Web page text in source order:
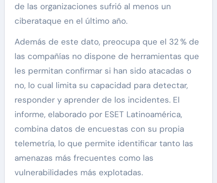
de las organizaciones sufrió al menos un
ciberataque en el último año.
Además de este dato, preocupa que el 32 % de
las compañías no dispone de herramientas que
les permitan confirmar si han sido atacadas o
no, lo cual limita su capacidad para detectar,
responder y aprender de los incidentes. El
informe, elaborado por ESET Latinoamérica,
combina datos de encuestas con su propia
telemetría, lo que permite identificar tanto las
amenazas más frecuentes como las
vulnerabilidades más explotadas.